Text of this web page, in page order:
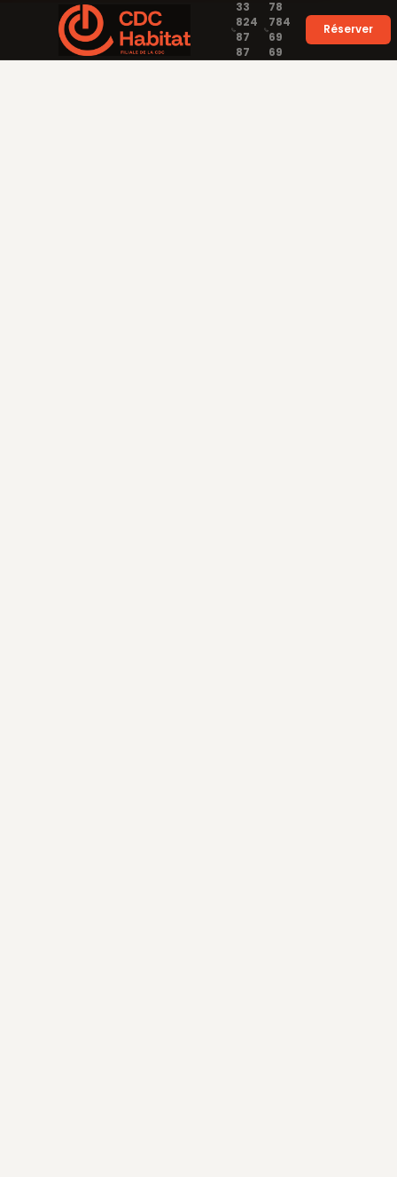
33
824
87
87
78
784
69
69
Réserver